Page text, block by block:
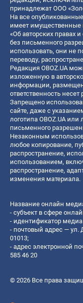
принадлежат ООО
На все
имеет
«Об авторских правах
без письменного
использовать, они не
переводу,
Редакция OBOZ.UA
изложенную в
информации,
ответственность
Запрещено
сайте, даже с
логотипа OBOZ.UA
письменного
Незаконным
любое копирование,
распространение,
использованием,
распространение,
изменения материала.
Название онлайн
- субъект в сфере
- идентификатор медиа
- почтовый адрес — ул.
01013;
- адрес электронной
585 46 20
© 2026 Все права